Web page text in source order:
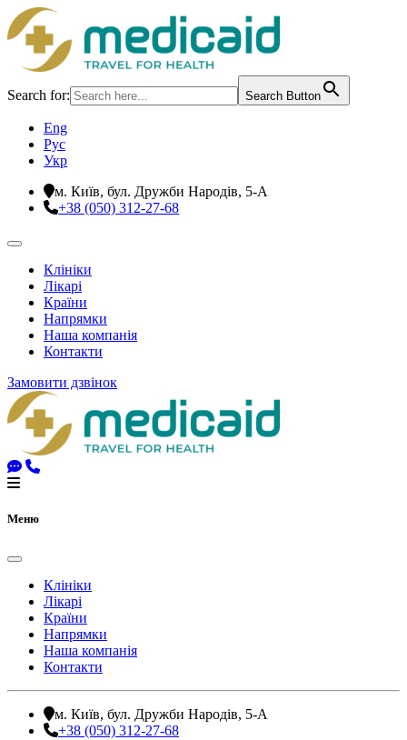
Search for: Search Button
Eng
Рус
Укр
м. Київ, бул. Дружби Народів, 5-А
+38 (050) 312-27-68
Клініки
Лікарі
Країни
Напрямки
Наша компанія
Контакти
Замовити дзвінок
Меню
Клініки
Лікарі
Країни
Напрямки
Наша компанія
Контакти
м. Київ, бул. Дружби Народів, 5-А
+38 (050) 312-27-68